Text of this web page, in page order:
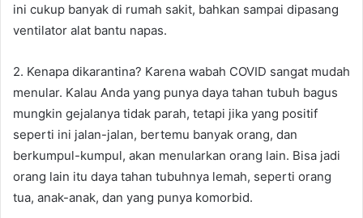
ini cukup banyak di rumah sakit, bahkan sampai dipasang
ventilator alat bantu napas.
2. Kenapa dikarantina? Karena wabah COVID sangat mudah
menular. Kalau Anda yang punya daya tahan tubuh bagus
mungkin gejalanya tidak parah, tetapi jika yang positif
seperti ini jalan-jalan, bertemu banyak orang, dan
berkumpul-kumpul, akan menularkan orang lain. Bisa jadi
orang lain itu daya tahan tubuhnya lemah, seperti orang
tua, anak-anak, dan yang punya komorbid.